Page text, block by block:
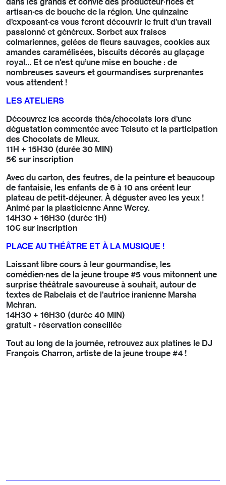
artisan·es de bouche de la région. Une quinzaine
d’exposant·es vous feront découvrir le fruit d’un travail
passionné et généreux. Sorbet aux fraises
colmariennes, gelées de fleurs sauvages, cookies aux
amandes caramélisées, biscuits décorés au glaçage
royal… Et ce n'est qu’une mise en bouche : de
nombreuses saveurs et gourmandises surprenantes
vous attendent !
LES ATELIERS
Découvrez les accords thés/chocolats lors d’une
dégustation commentée avec Teisuto et la participation
des Chocolats de Mleux.
11H + 15H30 (durée 30 MIN)
5€ sur inscription
Avec du carton, des feutres, de la peinture et beaucoup
de fantaisie, les enfants de 6 à 10 ans créent leur
plateau de petit-déjeuner. À déguster avec les yeux !
Animé par la plasticienne Anne Werey.
14H30 + 16H30 (durée 1H)
10€ sur inscription
PLACE AU THÉÂTRE ET À LA MUSIQUE !
Laissant libre cours à leur gourmandise, les
comédien·nes de la jeune troupe #5 vous mitonnent une
surprise théâtrale savoureuse à souhait, autour de
textes de Rabelais et de l'autrice iranienne Marsha
Mehran.
14H30 + 16H30 (durée 40 MIN)
gratuit - réservation conseillée
Tout au long de la journée, retrouvez aux platines le DJ
François Charron, artiste de la jeune troupe #4 !